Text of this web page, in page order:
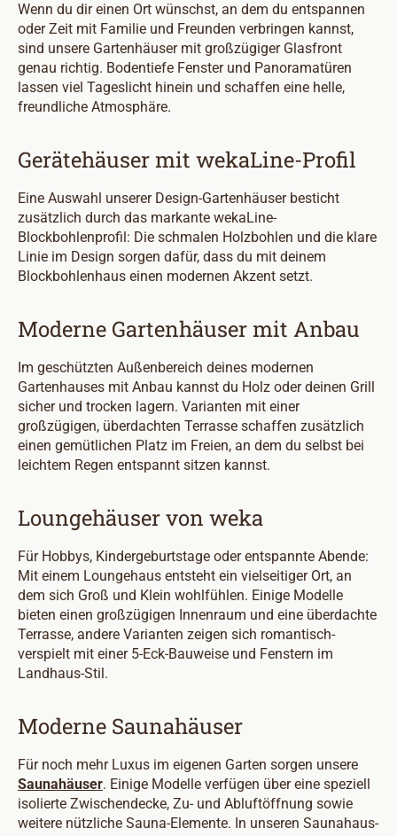
Wenn du dir einen Ort wünschst, an dem du entspannen
oder Zeit mit Familie und Freunden verbringen kannst,
sind unsere Gartenhäuser mit großzügiger Glasfront
genau richtig. Bodentiefe Fenster und Panoramatüren
lassen viel Tageslicht hinein und schaffen eine helle,
freundliche Atmosphäre.
Gerätehäuser mit wekaLine-Profil
Eine Auswahl unserer Design-Gartenhäuser besticht
zusätzlich durch das markante wekaLine-
Blockbohlenprofil: Die schmalen Holzbohlen und die klare
Linie im Design sorgen dafür, dass du mit deinem
Blockbohlenhaus einen modernen Akzent setzt.
Moderne Gartenhäuser mit Anbau
Im geschützten Außenbereich deines modernen
Gartenhauses mit Anbau kannst du Holz oder deinen Grill
sicher und trocken lagern. Varianten mit einer
großzügigen, überdachten Terrasse schaffen zusätzlich
einen gemütlichen Platz im Freien, an dem du selbst bei
leichtem Regen entspannt sitzen kannst.
Loungehäuser von weka
Für Hobbys, Kindergeburtstage oder entspannte Abende:
Mit einem Loungehaus entsteht ein vielseitiger Ort, an
dem sich Groß und Klein wohlfühlen. Einige Modelle
bieten einen großzügigen Innenraum und eine überdachte
Terrasse, andere Varianten zeigen sich romantisch-
verspielt mit einer 5-Eck-Bauweise und Fenstern im
Landhaus-Stil.
Moderne Saunahäuser
Für noch mehr Luxus im eigenen Garten sorgen unsere
Saunahäuser. Einige Modelle verfügen über eine speziell
isolierte Zwischendecke, Zu- und Abluftöffnung sowie
weitere nützliche Sauna-Elemente. In unseren Saunahaus-